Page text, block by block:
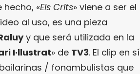
hecho, «Els Crits» viene a ser el
al uso, es una pieza
y que será utilizada en la
I·llustrat» de TV3. El clip en sí
/ fonambulistas que